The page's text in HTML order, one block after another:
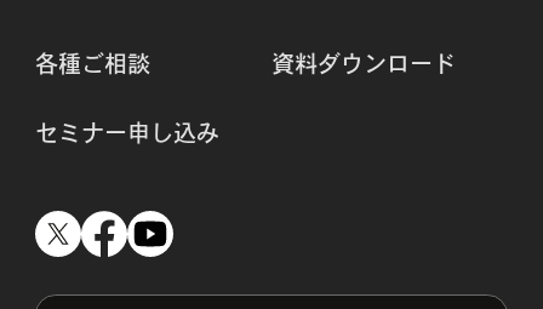
各種ご相談 資料ダウンロード
セミナー申し込み